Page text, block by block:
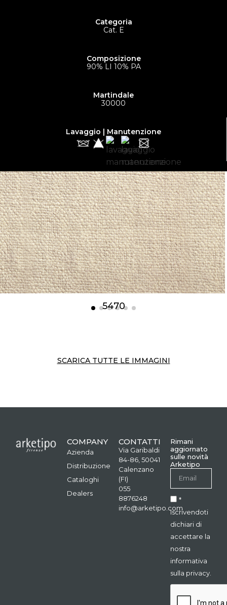
Categoria
Cat. E
Composizione
90% LI 10% PA
Martindale
30000
Lavaggio | Manutenzione
5470
SCARICA TUTTE LE IMMAGINI
COMPANY
Azienda
Distribuzione
Cataloghi
Dealers
CONTATTI
Via Garibaldi
84-86, 50041
Calenzano
(FI)
055
8876248
info@arketipo.com
Rimani
aggiornato
sulle novità
Arketipo
*
Iscrivendoti
dichiari di
accettare la
nostra
informativa
sulla privacy.